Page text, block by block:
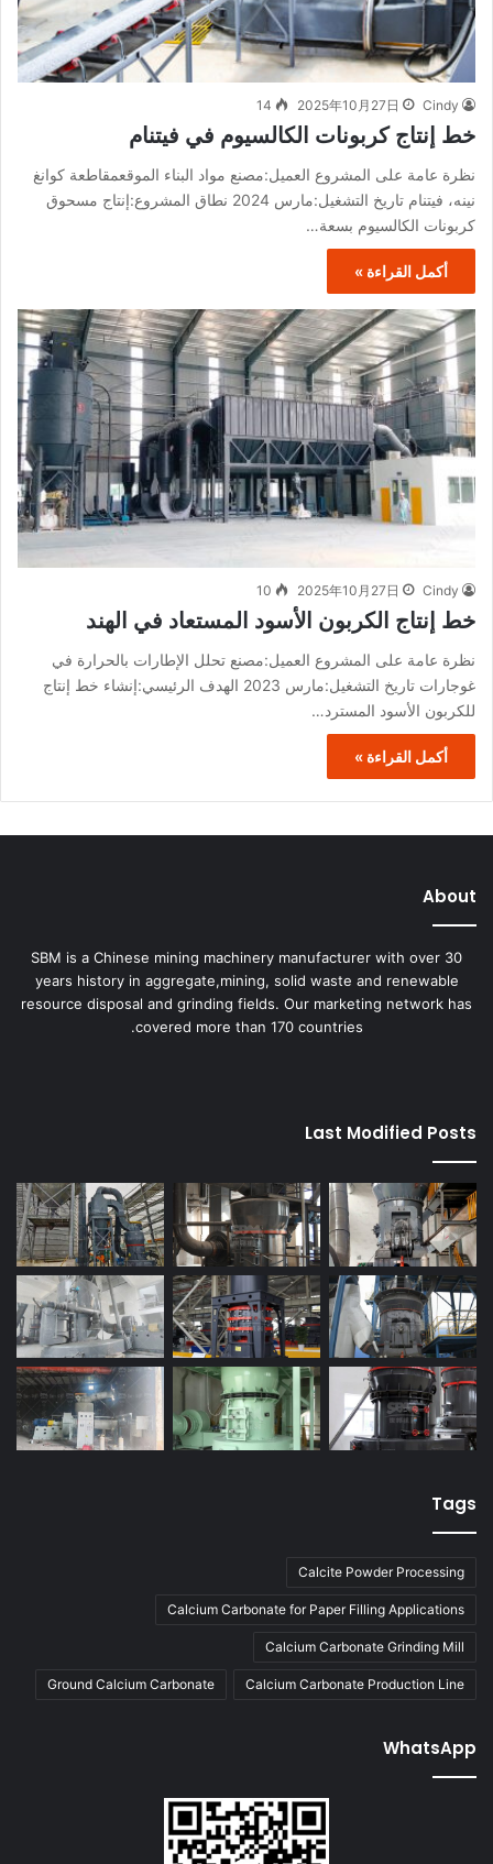
Cindy
2025年10月27日
14
خط إنتاج كربونات الكالسيوم في فيتنام
نظرة عامة على المشروع العميل:مصنع مواد البناء الموقعمقاطعة كوانغ
نينه، فيتنام تاريخ التشغيل:مارس 2024 نطاق المشروع:إنتاج مسحوق
كربونات الكالسيوم بسعة…
أكمل القراءة »
Cindy
2025年10月27日
10
خط إنتاج الكربون الأسود المستعاد في الهند
نظرة عامة على المشروع العميل:مصنع تحلل الإطارات بالحرارة في
غوجارات تاريخ التشغيل:مارس 2023 الهدف الرئيسي:إنشاء خط إنتاج
للكربون الأسود المسترد…
أكمل القراءة »
About
SBM is a Chinese mining machinery manufacturer with over 30
years history in aggregate,mining, solid waste and renewable
resource disposal and grinding fields. Our marketing network has
covered more than 170 countries.
Last Modified Posts
Tags
Calcite Powder Processing
Calcium Carbonate for Paper Filling Applications
Calcium Carbonate Grinding Mill
Calcium Carbonate Production Line
Ground Calcium Carbonate
WhatsApp